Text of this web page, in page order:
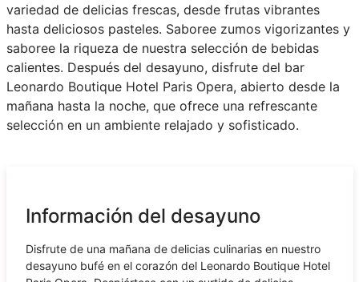
variedad de delicias frescas, desde frutas vibrantes
hasta deliciosos pasteles. Saboree zumos vigorizantes y
saboree la riqueza de nuestra selección de bebidas
calientes. Después del desayuno, disfrute del bar
Leonardo Boutique Hotel Paris Opera, abierto desde la
mañana hasta la noche, que ofrece una refrescante
selección en un ambiente relajado y sofisticado.
Información del desayuno
Disfrute de una mañana de delicias culinarias en nuestro
desayuno bufé en el corazón del Leonardo Boutique Hotel